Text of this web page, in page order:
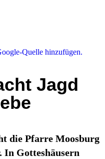
Quelle hinzufügen.
Jagd
die Pfarre Moosburg
In Gotteshäusern